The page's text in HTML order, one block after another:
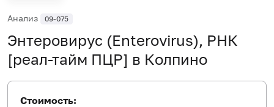
Анализ 09-075
Энтеровирус (Enterovirus), РНК
[реал-тайм ПЦР] в Колпино
Стоимость: